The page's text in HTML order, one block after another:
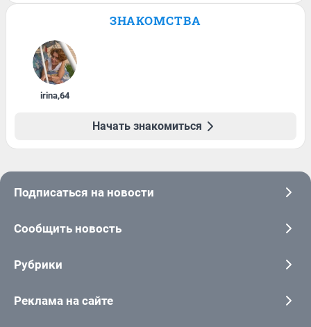
ЗНАКОМСТВА
irina,64
Начать знакомиться
Подписаться на новости
Сообщить новость
Рубрики
Реклама на сайте